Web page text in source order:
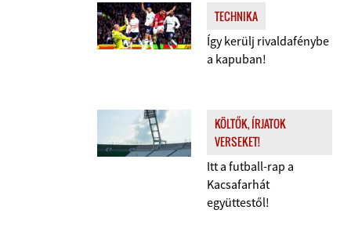
TECHNIKA
Így kerülj rivaldafénybe
a kapuban!
KÖLTŐK, ÍRJATOK
VERSEKET!
Itt a futball-rap a
Kacsafarhát
együttestől!